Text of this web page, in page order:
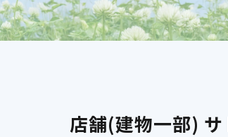
店舗(建物一部)